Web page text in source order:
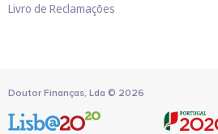
Livro de Reclamações
Doutor Finanças, Lda © 2026